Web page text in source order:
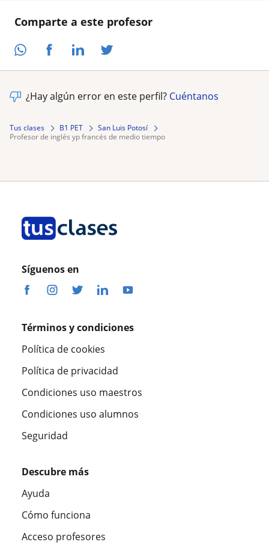
Comparte a este profesor
¿Hay algún error en este perfil? Cuéntanos
Tus clases B1 PET
San Luis Potosí
profesor de inglés yp francés de medio tiempo
Síguenos en
Términos y condiciones
Política de cookies
Política de privacidad
Condiciones uso maestros
Condiciones uso alumnos
Seguridad
Descubre más
Ayuda
Cómo funciona
Acceso profesores